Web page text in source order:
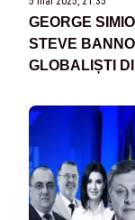
GEORGE
STEVE
GLOBALIȘTI